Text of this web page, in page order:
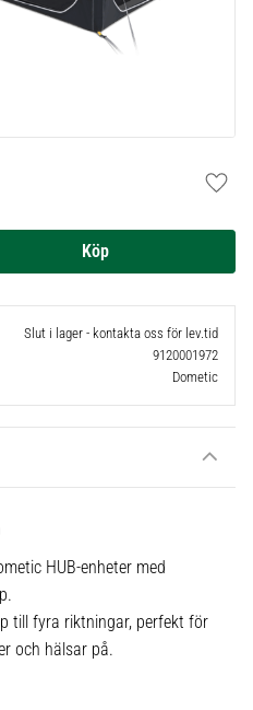
Slut i lager - kontakta oss för lev.tid
9120001972
Dometic
HUB-enheter med
till fyra riktningar, perfekt för
och hälsar på.